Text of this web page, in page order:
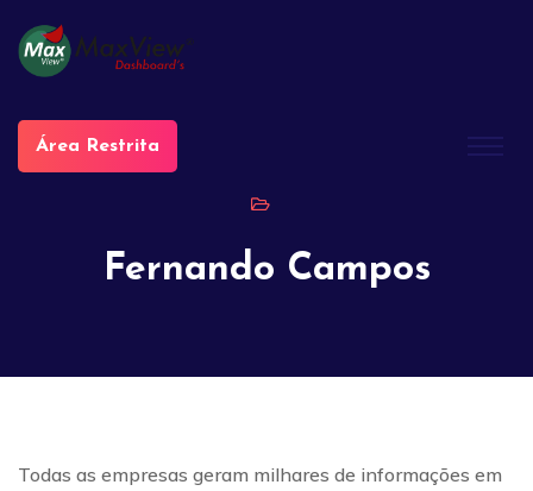
Área Restrita
Fernando Campos
Todas as empresas geram milhares de informações em